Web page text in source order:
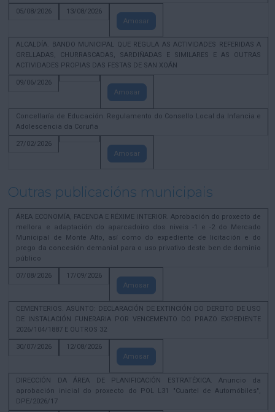
05/08/2026
13/08/2026
Amosar
ALCALDÍA. BANDO MUNICIPAL QUE REGULA AS ACTIVIDADES REFERIDAS A
GRELLADAS, CHURRASCADAS, SARDIÑADAS E SIMILARES E AS OUTRAS
ACTIVIDADES PROPIAS DAS FESTAS DE SAN XOÁN
09/06/2026
Amosar
Concellaría de Educación. Regulamento do Consello Local da Infancia e
Adolescencia da Coruña
27/02/2026
Amosar
Outras publicacións municipais
ÁREA ECONOMÍA, FACENDA E RÉXIME INTERIOR. Aprobación do proxecto de
mellora e adaptación do aparcadoiro dos niveis -1 e -2 do Mercado
Municipal de Monte Alto, así como do expediente de licitación e do
prego da concesión demanial para o uso privativo deste ben de dominio
público
07/08/2026
17/09/2026
Amosar
CEMENTERIOS. ASUNTO: DECLARACIÓN DE EXTINCIÓN DO DEREITO DE USO
DE INSTALACIÓN FUNERARIA POR VENCEMENTO DO PRAZO EXPEDIENTE
2026/104/1887 E OUTROS 32
30/07/2026
12/08/2026
Amosar
DIRECCIÓN DA ÁREA DE PLANIFICACIÓN ESTRATÉXICA. Anuncio da
aprobación inicial do proxecto do POL L31 "Cuartel de Automóbiles",
DPE/2026/17